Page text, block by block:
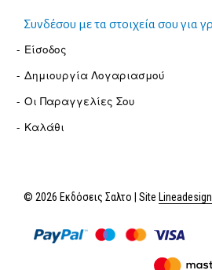
Συνδέσου με τα στοιχεία σου για
Είσοδος
Δημιουργία Λογαριασμού
Οι Παραγγελίες Σου
Καλάθι
© 2026 Εκδόσεις Σαλτο | Site Lineadesign